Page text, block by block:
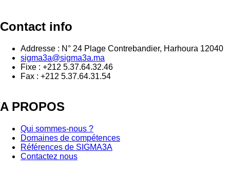
Contact info
Addresse : N° 24 Plage Contrebandier, Harhoura 12040
sigma3a@sigma3a.ma
Fixe : +212 5.37.64.32.46
Fax : +212 5.37.64.31.54
A PROPOS
Qui sommes-nous ?
Domaines de compétences
Références de SIGMA3A
Contactez nous